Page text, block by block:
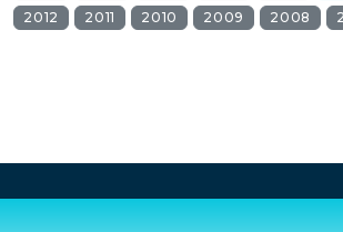
2012
2011 2010 2009 2008